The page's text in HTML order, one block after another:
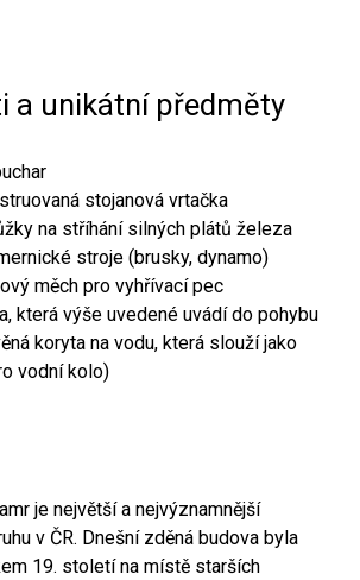
a unikátní předměty
stojanová vrtačka
na stříhání silných plátů železa
stroje (brusky, dynamo)
měch pro vyhřívací pec
která výše uvedené uvádí do pohybu
koryta na vodu, která slouží jako
vodní kolo)
je největší a nejvýznamnější
v ČR. Dnešní zděná budova byla
19. století na místě starších